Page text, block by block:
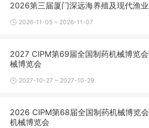
2026第三届厦门深远海养殖及现代渔
2026-11-05 ~ 2026-11-07
2027 CIPM第69届全国制药机械博览
械博览会
2027-10-27 ~ 2027-10-29
2026 CIPM第68届全国制药机械博览
机械博览会